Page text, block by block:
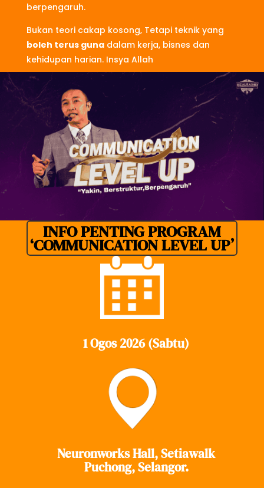
berpengaruh.
Bukan teori cakap kosong, Tetapi teknik yang
boleh terus gunadalam kerja, bisnes dan
kehidupan harian. Insya Allah
INFO PENTING PROGRAM
‘COMMUNICATION LEVEL UP’
1 Ogos 2026 (Sabtu)
Neuronworks Hall, Setiawalk
Puchong, Selangor.